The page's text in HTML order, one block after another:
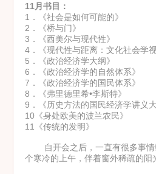
11月书目：
1．《社会是如何可
2．《桥与门》
3．《西美尔与现
4．《现代性与距离：文化社会
5．《政治经济学大
6．《政治经济学的自
7．《政治经济学的国
8．《弗里德里希•李斯
9．《历史方法的国民经济
10《身处欧美的波兰农
11《传统的发明》
自开会之后，一直有很多事情
个寒冷的上午，伴着窗外稀疏的